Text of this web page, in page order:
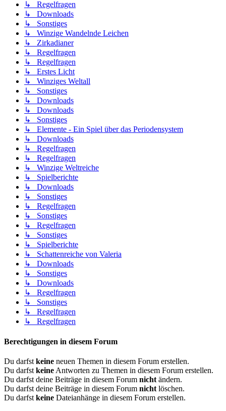
↳ Regelfragen
↳ Downloads
↳ Sonstiges
↳ Winzige Wandelnde Leichen
↳ Zirkadianer
↳ Regelfragen
↳ Regelfragen
↳ Erstes Licht
↳ Winziges Weltall
↳ Sonstiges
↳ Downloads
↳ Downloads
↳ Sonstiges
↳ Elemente - Ein Spiel über das Periodensystem
↳ Downloads
↳ Regelfragen
↳ Regelfragen
↳ Winzige Weltreiche
↳ Spielberichte
↳ Downloads
↳ Sonstiges
↳ Regelfragen
↳ Sonstiges
↳ Regelfragen
↳ Sonstiges
↳ Spielberichte
↳ Schattenreiche von Valeria
↳ Downloads
↳ Sonstiges
↳ Downloads
↳ Regelfragen
↳ Sonstiges
↳ Regelfragen
↳ Regelfragen
Berechtigungen in diesem Forum
Du darfst keine neuen Themen in diesem Forum erstellen.
Du darfst keine Antworten zu Themen in diesem Forum erstellen.
Du darfst deine Beiträge in diesem Forum nicht ändern.
Du darfst deine Beiträge in diesem Forum nicht löschen.
Du darfst keine Dateianhänge in diesem Forum erstellen.